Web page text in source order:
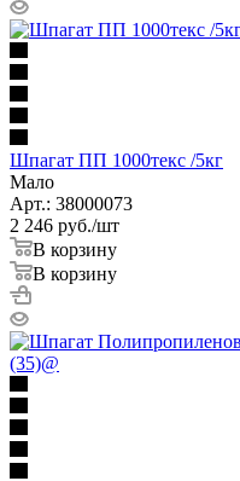
Шпагат ПП 1000текс /5кг
Мало
Арт.: 38000073
2 246 руб./шт
В корзину
В корзину